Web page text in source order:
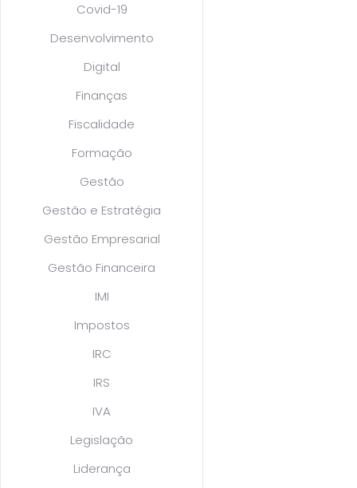
Covid-19
Desenvolvimento
Digital
Finanças
Fiscalidade
Formação
Gestão
Gestão e Estratégia
Gestão Empresarial
Gestão Financeira
IMI
Impostos
IRC
IRS
IVA
Legislação
Liderança